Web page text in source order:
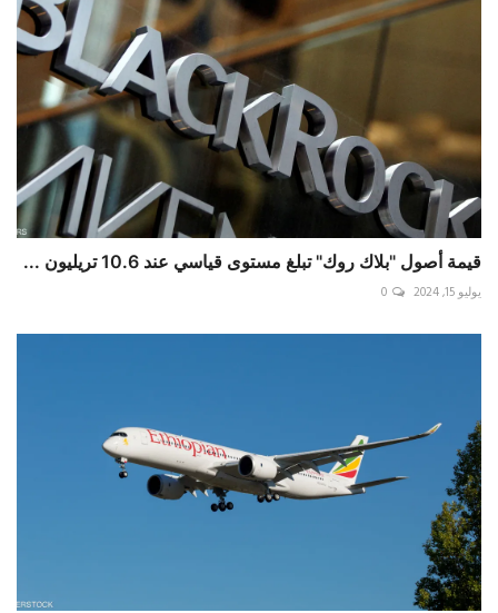
قيمة أصول "بلاك روك" تبلغ مستوى قياسي عند 10.6 تريليون ...
يوليو 15, 2024 0